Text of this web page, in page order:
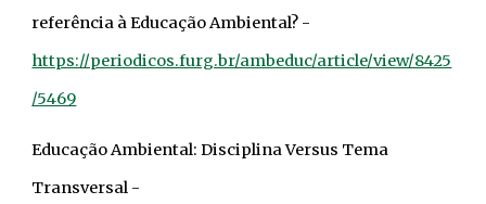
referência à Educação Ambiental? -
https://periodicos.furg.br/ambeduc/article/view/8425
/5469
Educação Ambiental: Disciplina Versus Tema
Transversal -